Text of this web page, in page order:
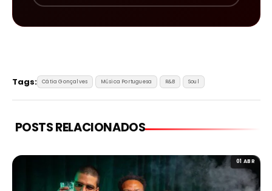
Tags: Cátia Gonçalves Música Portuguesa R&B Soul
POSTS RELACIONADOS
01 ABR